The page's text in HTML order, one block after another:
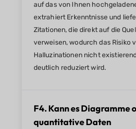
auf das von Ihnen
extrahiert Erkenntnisse und
Zitationen, die direkt auf die
verweisen, wodurch das Risiko
Halluzinationen nicht
deutlich reduziert wird.
F4. Kann es Diagramme
quantitative Daten